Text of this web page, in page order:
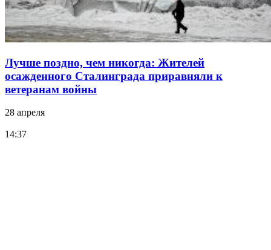
Лучше поздно, чем никогда: Жителей
осажденного Сталинграда приравняли к
ветеранам войны
28 апреля
14:37